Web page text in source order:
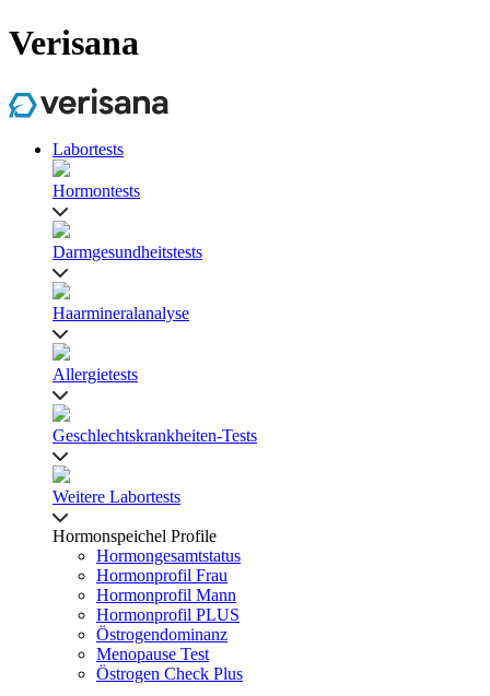
Verisana
Labortests
Hormontests
Darmgesundheitstests
Haarmineralanalyse
Allergietests
Geschlechtskrankheiten-Tests
Weitere Labortests
Hormonspeichel Profile
Hormongesamtstatus
Hormonprofil Frau
Hormonprofil Mann
Hormonprofil PLUS
Östrogendominanz
Menopause Test
Östrogen Check Plus